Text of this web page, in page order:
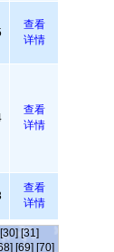
查看
详情
查看
详情
查看
详情
[30] [31]
[69] [70]